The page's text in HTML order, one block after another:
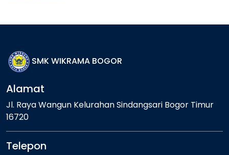
SMK WIKRAMA BOGOR
Alamat
Jl. Raya Wangun Kelurahan Sindangsari Bogor Timur
16720
Telepon